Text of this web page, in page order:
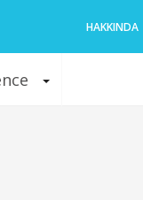
HAKKINDA